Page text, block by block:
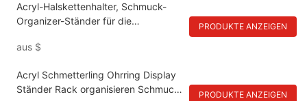
Acryl-Halskettenhalter, Schmuck-
Organizer-Ständer für die
Arbeitsplatte
aus $
PRODUKTE ANZEIGEN
Acryl Schmetterling Ohrring Display
Ständer Rack organisieren Schmuck
PRODUKTE ANZEIGEN